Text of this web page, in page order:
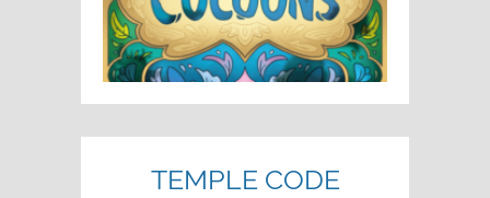
TEMPLE CODE